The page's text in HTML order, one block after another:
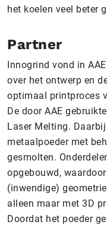
het koelen veel beter
Partner
Innogrind vond in
over het ontwerp en
optimaal printproces
De door AAE
Laser Melting.
metaalpoeder met
gesmolten.
opgebouwd,
(inwendige)
alleen maar met 3D
Doordat het poeder